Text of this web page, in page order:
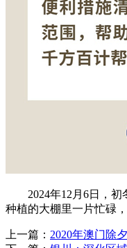
2024年12月6日，初
种植的大棚里一片忙碌
上一篇： 2020年澳门除